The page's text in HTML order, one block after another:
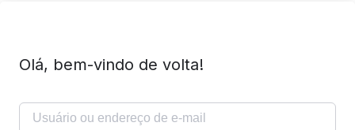
Olá, bem-vindo de volta!